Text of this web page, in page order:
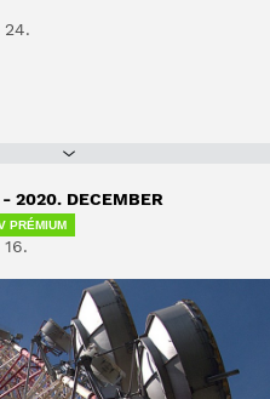
24.
- 2020. DECEMBER
PRÉMIUM